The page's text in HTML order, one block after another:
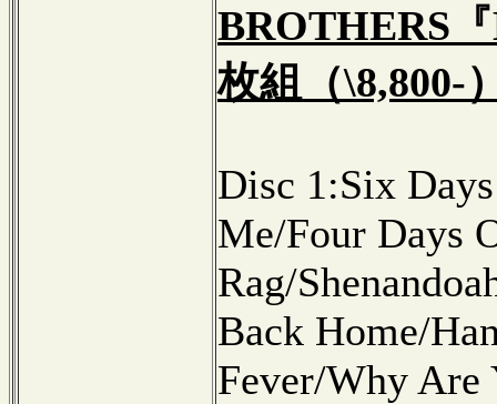
BROTHERS
枚組（\8,800-
Disc 1:Six
Me/Four Days
Rag/
Back Home/
Fever/Why